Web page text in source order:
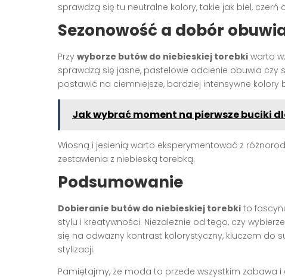
sprawdzą się tu neutralne kolory, takie jak biel, czerń
Sezonowość a dobór
Przy wyborze butów do niebieskiej torebki warto
sprawdzą się jasne, pastelowe odcienie obuwia czy
postawić na ciemniejsze, bardziej intensywne
Jak wybrać moment na pierwsze buciki
Wiosną i jesienią warto eksperymentować z
zestawienia z niebieską torebką.
Podsumowanie
Dobieranie butów do niebieskiej torebki to
stylu i kreatywności. Niezależnie od tego, czy
się na odważny kontrast kolorystyczny, kluczem do
stylizacji.
Pamiętajmy, że moda to przede wszystkim zabawa